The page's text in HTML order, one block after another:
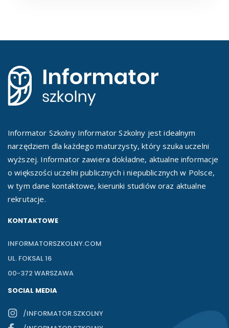
Informator Szkolny Informator Szkolny jest idealnym
narzędziem dla każdego maturzysty, który szuka uczelni
wyższej. Informator zawiera dokładne, aktualne informacje
o większości uczelni publicznych i niepublicznych w Polsce,
w tym dane kontaktowe, kierunki studiów oraz aktualne
rekrutacje.
KONTAKTOWE
INFORMATORSZKOLNY.COM
UL. FOKSAL 16
00-372 WARSZAWA
SOCIAL MEDIA
/INFORMATOR.SZKOLNY